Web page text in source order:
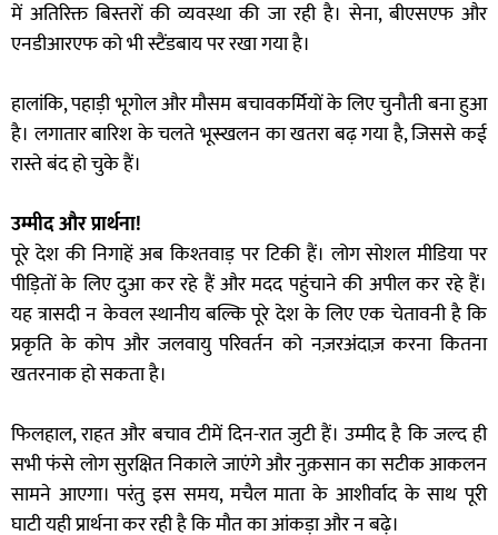
में अतिरिक्त बिस्तरों की व्यवस्था की जा रही है। सेना, बीएसएफ और
एनडीआरएफ को भी स्टैंडबाय पर रखा गया है।
हालांकि, पहाड़ी भूगोल और मौसम बचावकर्मियों के लिए चुनौती बना हुआ
है। लगातार बारिश के चलते भूस्खलन का खतरा बढ़ गया है, जिससे कई
रास्ते बंद हो चुके हैं।
उम्मीद और प्रार्थना!
पूरे देश की निगाहें अब किश्तवाड़ पर टिकी हैं। लोग सोशल मीडिया पर
पीड़ितों के लिए दुआ कर रहे हैं और मदद पहुंचाने की अपील कर रहे हैं।
यह त्रासदी न केवल स्थानीय बल्कि पूरे देश के लिए एक चेतावनी है कि
प्रकृति के कोप और जलवायु परिवर्तन को नज़रअंदाज़ करना कितना
खतरनाक हो सकता है।
फिलहाल, राहत और बचाव टीमें दिन-रात जुटी हैं। उम्मीद है कि जल्द ही
सभी फंसे लोग सुरक्षित निकाले जाएंगे और नुक़सान का सटीक आकलन
सामने आएगा। परंतु इस समय, मचैल माता के आशीर्वाद के साथ पूरी
घाटी यही प्रार्थना कर रही है कि मौत का आंकड़ा और न बढ़े।